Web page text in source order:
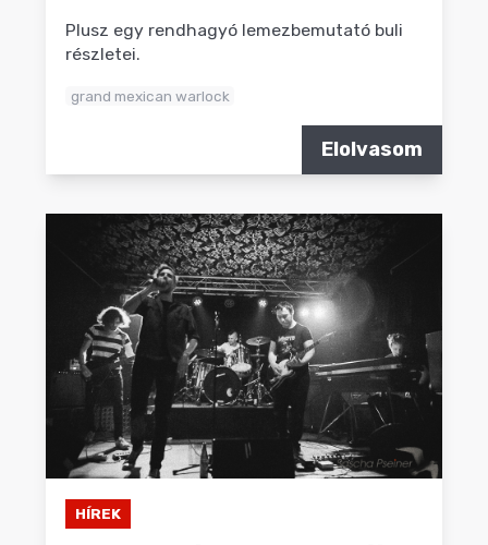
Plusz egy rendhagyó lemezbemutató buli
részletei.
grand mexican warlock
Elolvasom
HÍREK